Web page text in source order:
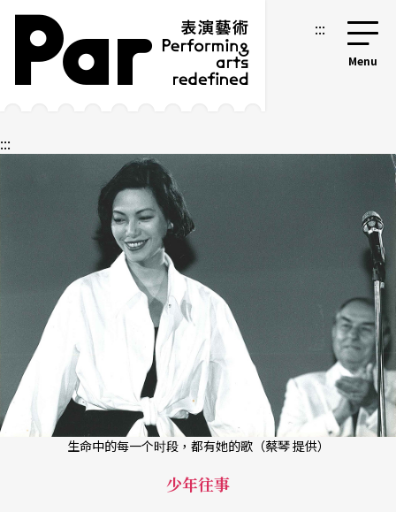
跳到主要内容区块
网站导览 :::
:::
生命中的每一个时段，都有她的歌（蔡琴 提供）
少年往事